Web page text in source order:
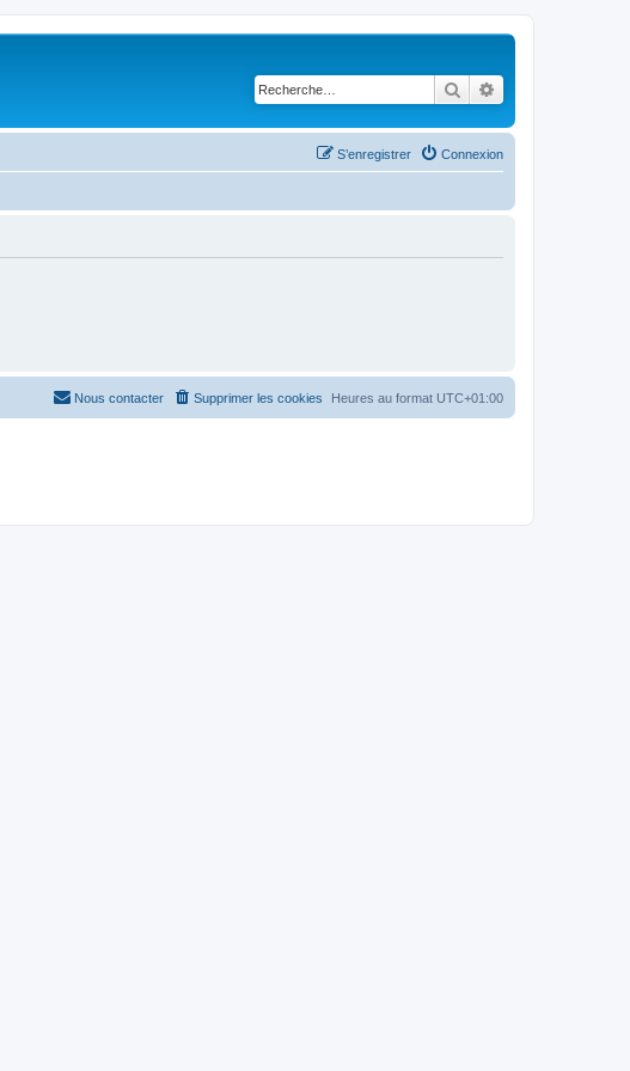
Rechercher
Connexion
S’enregistrer
Heures au format UTC+01:00
Supprimer les cookies
Nous contacter